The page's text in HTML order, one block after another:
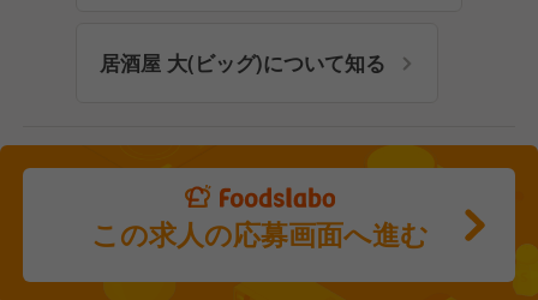
居酒屋 大(ビッグ)について知る
この求人の応募画面へ進む